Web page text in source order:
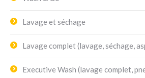
Lavage et séchage
Lavage complet (lavage, séchage,
Executive Wash (lavage complet,